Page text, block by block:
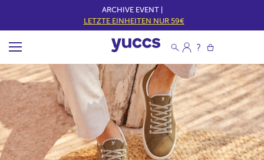
ARCHIVE EVENT |
LETZTE EINHEITEN NUR 59€